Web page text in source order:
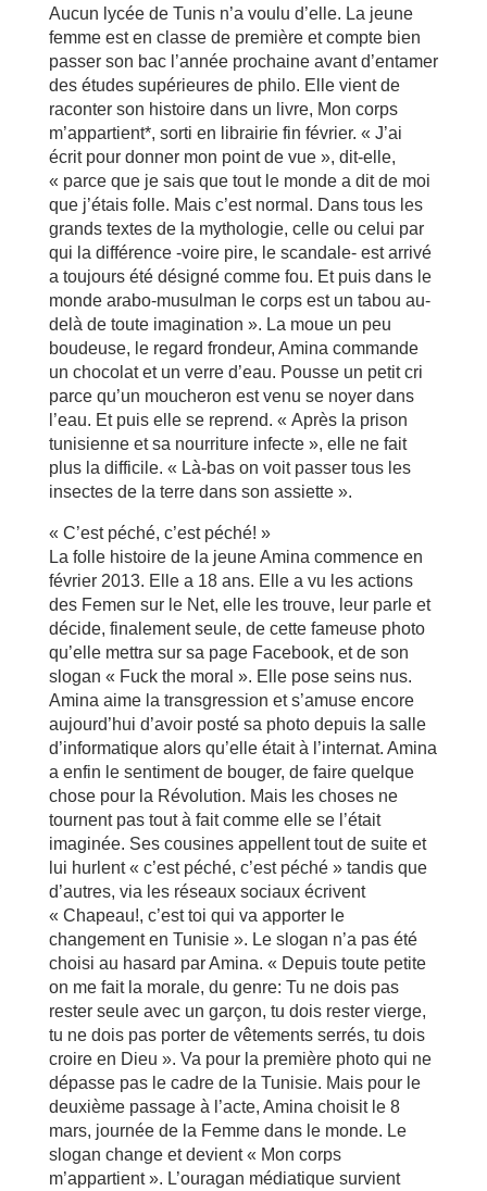
Aucun lycée de Tunis n’a voulu d’elle. La jeune
femme est en classe de première et compte bien
passer son bac l’année prochaine avant d’entamer
des études supérieures de philo. Elle vient de
raconter son histoire dans un livre, Mon corps
m’appartient*, sorti en librairie fin février. « J’ai
écrit pour donner mon point de vue », dit-elle,
« parce que je sais que tout le monde a dit de moi
que j’étais folle. Mais c’est normal. Dans tous les
grands textes de la mythologie, celle ou celui par
qui la différence -voire pire, le scandale- est arrivé
a toujours été désigné comme fou. Et puis dans le
monde arabo-musulman le corps est un tabou au-
delà de toute imagination ». La moue un peu
boudeuse, le regard frondeur, Amina commande
un chocolat et un verre d’eau. Pousse un petit cri
parce qu’un moucheron est venu se noyer dans
l’eau. Et puis elle se reprend. « Après la prison
tunisienne et sa nourriture infecte », elle ne fait
plus la difficile. « Là-bas on voit passer tous les
insectes de la terre dans son assiette ».
« C’est péché, c’est péché! »
La folle histoire de la jeune Amina commence en
février 2013. Elle a 18 ans. Elle a vu les actions
des Femen sur le Net, elle les trouve, leur parle et
décide, finalement seule, de cette fameuse photo
qu’elle mettra sur sa page Facebook, et de son
slogan « Fuck the moral ». Elle pose seins nus.
Amina aime la transgression et s’amuse encore
aujourd’hui d’avoir posté sa photo depuis la salle
d’informatique alors qu’elle était à l’internat. Amina
a enfin le sentiment de bouger, de faire quelque
chose pour la Révolution. Mais les choses ne
tournent pas tout à fait comme elle se l’était
imaginée. Ses cousines appellent tout de suite et
lui hurlent « c’est péché, c’est péché » tandis que
d’autres, via les réseaux sociaux écrivent
« Chapeau!, c’est toi qui va apporter le
changement en Tunisie ». Le slogan n’a pas été
choisi au hasard par Amina. « Depuis toute petite
on me fait la morale, du genre: Tu ne dois pas
rester seule avec un garçon, tu dois rester vierge,
tu ne dois pas porter de vêtements serrés, tu dois
croire en Dieu ». Va pour la première photo qui ne
dépasse pas le cadre de la Tunisie. Mais pour le
deuxième passage à l’acte, Amina choisit le 8
mars, journée de la Femme dans le monde. Le
slogan change et devient « Mon corps
m’appartient ». L’ouragan médiatique survient